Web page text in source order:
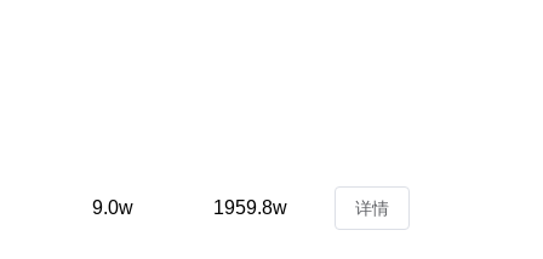
9.0w 1959.8w 详情